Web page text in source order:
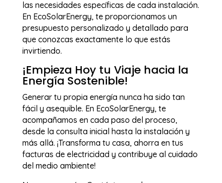
las necesidades específicas de cada instalación.
En EcoSolarEnergy, te proporcionamos un
presupuesto personalizado y detallado para
que conozcas exactamente lo que estás
invirtiendo.
¡Empieza Hoy tu Viaje hacia la
Energía Sostenible!
Generar tu propia energía nunca ha sido tan
fácil y asequible. En EcoSolarEnergy, te
acompañamos en cada paso del proceso,
desde la consulta inicial hasta la instalación y
más allá. ¡Transforma tu casa, ahorra en tus
facturas de electricidad y contribuye al cuidado
del medio ambiente!